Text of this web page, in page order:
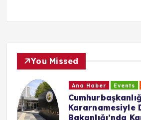
You Missed
Ana Haber Events
Kararnamesiyle
Bakanlığı’nda